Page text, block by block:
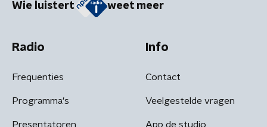
Wie luistert weet meer
Radio
Frequenties
Programma's
Presentatoren
Info
Contact
Veelgestelde vragen
App de studio